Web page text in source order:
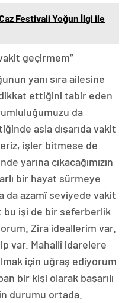
Festivali Yoğun İlgi ile
geçirmem”
yanı sıra ailesine
ettiğini tabir eden
da
asla dışarıda vakit
işler bitmese de
yarına çıkacağımızın
bir hayat sürmeye
da azamî seviyede vakit
bu işi de bir seferberlik
Zira ideallerim var.
var. Mahallî idarelere
için uğraş ediyorum
bir kişi olarak başarılı
durumu ortada.